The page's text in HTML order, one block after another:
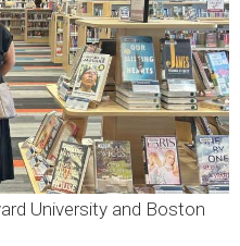
University and Boston